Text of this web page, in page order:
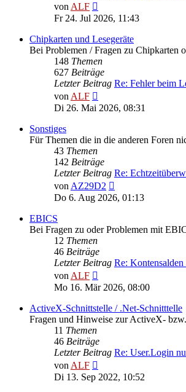
vonALF
Beitrag
Fr 24. Jul 2026, 11:43
Chipkarten und Lesegeräte
Bei Problemen / Fragen zu Chipkarten
148 Themen
627 Beiträge
Letzter Beitrag Re: Fehler beim
vonALF
Beitrag
Di 26. Mai 2026, 08:31
Sonstiges
Für Themen die in die anderen Foren
43 Themen
142 Beiträge
Letzter Beitrag Re:
vonAZ29D2
Beitrag
Do 6. Aug 2026, 01:13
EBICS
Bei Fragen zu oder Problemen mit
12 Themen
46 Beiträge
Letzter Beitrag Re:
vonALF
Beitrag
Mo 16. Mär 2026, 08:00
ActiveX-Schnittstelle / .Net-Schnitttelle
Fragen und Hinweise zur ActiveX-
11 Themen
46 Beiträge
Letzter Beitrag Re: User.Login
vonALF
Beitrag
Di 13. Sep 2022, 10:52